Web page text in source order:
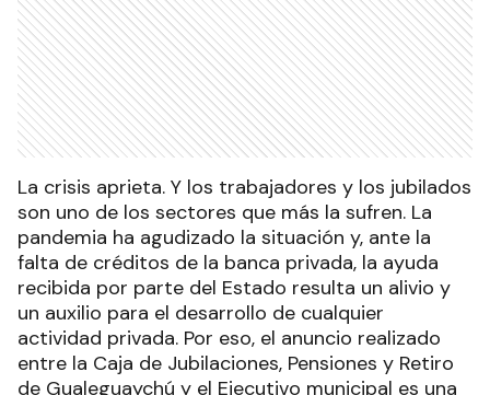
La crisis aprieta. Y los trabajadores y los jubilados
son uno de los sectores que más la sufren. La
pandemia ha agudizado la situación y, ante la
falta de créditos de la banca privada, la ayuda
recibida por parte del Estado resulta un alivio y
un auxilio para el desarrollo de cualquier
actividad privada. Por eso, el anuncio realizado
entre la Caja de Jubilaciones, Pensiones y Retiro
de Gualeguaychú y el Ejecutivo municipal es una